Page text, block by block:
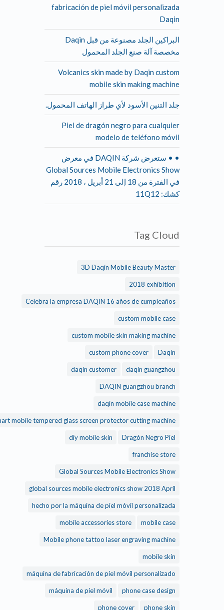
fabricación de piel móvil personalizada
البراكين الجلد مصنوعة من قبل Daqin
مخصصة آلة صنع الجلد المحمول
Volcanics skin made by Daqin custom
mobile skin making machine
جلد التنين الأسود لأي طراز الهاتف المحمول.
Piel de dragón negro para cualquier
modelo de teléfono móvil
• • ستعرض شركة DAQIN في معرض
Global Sources Mobile Electronics Show
في الفترة من 18 إلى 21 أبريل ، 2018 رقم
Tag Cloud
3D Daqin Mobile Beauty Master
2018 exhibition
Celebra la empresa DAQIN 16 años de cumpleaños
custom mobile case
custom mobile skin making machine
custom phone cover
daqin customer daqin guangzhou
DAQIN guangzhou branch
daqin mobile case machine
daqin smart mobile tempered glass screen protector cutting machine
diy mobile skin Dragón Negro Piel
franchise store
Global Sources Mobile Electronics Show
global sources mobile electronics show 2018 April
hecho por la máquina de piel móvil personalizada
mobile accessories store mobile case
Mobile phone tattoo laser engraving machine
mobile skin
máquina de fabricación de piel móvil personalizado
máquina de piel móvil phone case design
phone cover phone skin